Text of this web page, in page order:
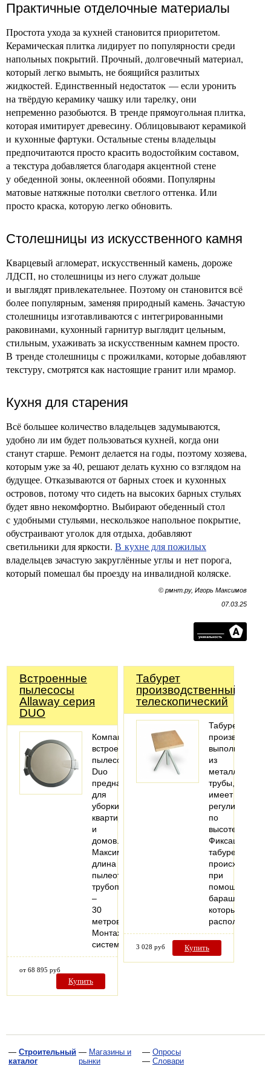
Практичные отделочные материалы
Простота ухода за кухней становится приоритетом.
Керамическая плитка лидирует по популярности среди
напольных покрытий. Прочный, долговечный материал,
который легко вымыть, не боящийся разлитых
жидкостей. Единственный недостаток — если уронить
на твёрдую керамику чашку или тарелку, они
непременно разобьются. В тренде прямоугольная плитка,
которая имитирует древесину. Облицовывают керамикой
и кухонные фартуки. Остальные стены владельцы
предпочитаются просто красить водостойким составом,
а текстура добавляется благодаря акцентной стене
у обеденной зоны, оклеенной обоями. Популярны
матовые натяжные потолки светлого оттенка. Или
просто краска, которую легко обновить.
Столешницы из искусственного камня
Кварцевый агломерат, искусственный камень, дороже
ЛДСП, но столешницы из него служат дольше
и выглядят привлекательнее. Поэтому он становится всё
более популярным, заменяя природный камень. Зачастую
столешницы изготавливаются с интегрированными
раковинами, кухонный гарнитур выглядит цельным,
стильным, ухаживать за искусственным камнем просто.
В тренде столешницы с прожилками, которые добавляют
текстуру, смотрятся как настоящие гранит или мрамор.
Кухня для старения
Всё большее количество владельцев задумываются,
удобно ли им будет пользоваться кухней, когда они
станут старше. Ремонт делается на годы, поэтому хозяева,
которым уже за 40, решают делать кухню со взглядом на
будущее. Отказываются от барных стоек и кухонных
островов, потому что сидеть на высоких барных стульях
будет явно некомфортно. Выбирают обеденный стол
с удобными стульями, нескользкое напольное покрытие,
обустраивают уголок для отдыха, добавляют
светильники для яркости. В кухне для пожилых
владельцев зачастую закруглённые углы и нет порога,
который помешал бы проезду на инвалидной коляске.
© рмнт.ру, Игорь Максимов
07.03.25
Встроенные
пылесосы
Allaway серия
DUO
Компактный
встроенный
пылесос
Duo
предназначен
для
уборки
квартир
и
домов.
Максимальная
длина
пылеотсасывающего
трубопровода
–
30
метров.
Монтаж
системы…
от 68 895 руб
Купить
Табурет
производственный
телескопический
Табурет
выполнен
из
металлической
трубы,
имеет
регулировку
по
высоте.
Фиксация
табурета
происходит
при
помощи
барашка,
который
расположен…
3 028 руб Купить
— Строительный
каталог
— Магазины и
рынки
— Опросы
— Словари